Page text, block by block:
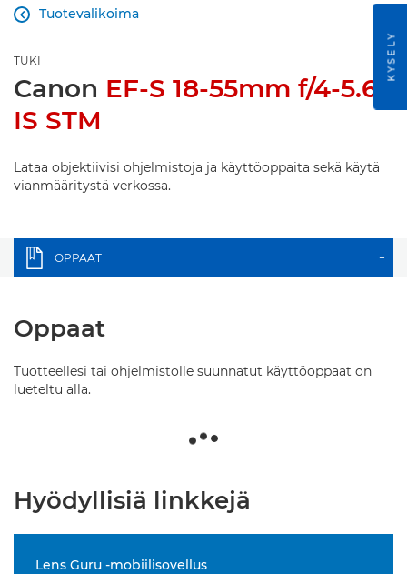
Tuotevalikoima

TUKI
Canon EF-S 18-55mm f/4-5.6
IS STM
Lataa objektiivisi ohjelmistoja ja käyttöoppaita sekä käytä
vianmääritystä verkossa.
OPPAAT +
Oppaat
Tuotteellesi tai ohjelmistolle suunnatut käyttöoppaat on
lueteltu alla.
Hyödyllisiä linkkejä
Lens Guru -mobiilisovellus
KYSELY